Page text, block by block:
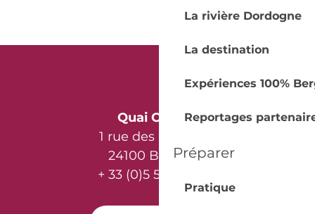
La rivière Dordogne
La destination
Expériences 100%
Reportages
Préparer
Pratique
Quai Cyrano
1 rue des Récollets
24100 Bergerac
+ 33 (0)5 53 57 03 11